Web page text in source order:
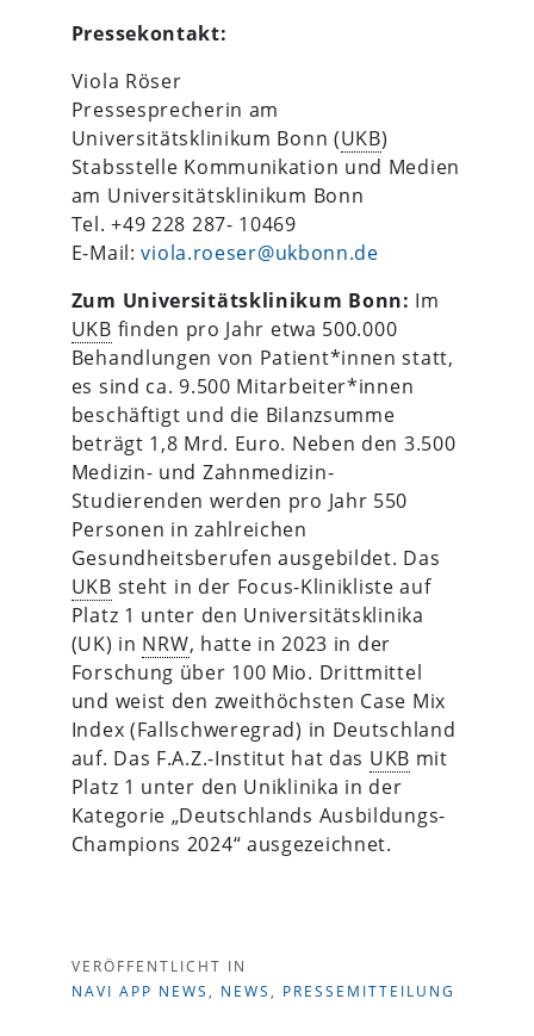
Pressekontakt:
Viola Röser
Pressesprecherin am
Universitätsklinikum Bonn (UKB)
Stabsstelle Kommunikation und Medien
am Universitätsklinikum Bonn
Tel. +49 228 287- 10469
E-Mail:viola.roeser@ukbonn.de
Zum Universitätsklinikum Bonn: Im
UKB finden pro Jahr etwa 500.000
Behandlungen von Patient*innen statt,
es sind ca. 9.500 Mitarbeiter*innen
beschäftigt und die Bilanzsumme
beträgt 1,8 Mrd. Euro. Neben den 3.500
Medizin- und Zahnmedizin-
Studierenden werden pro Jahr 550
Personen in zahlreichen
Gesundheitsberufen ausgebildet. Das
UKB steht in der Focus-Klinikliste auf
Platz 1 unter den Universitätsklinika
(UK) in NRW, hatte in 2023 in der
Forschung über 100 Mio. Drittmittel
und weist den zweithöchsten Case Mix
Index (Fallschweregrad) in Deutschland
auf. Das F.A.Z.-Institut hat das UKB mit
Platz 1 unter den Uniklinika in der
Kategorie „Deutschlands Ausbildungs-
Champions 2024“ ausgezeichnet.
VERÖFFENTLICHT IN
NAVI APP NEWS , NEWS , PRESSEMITTEILUNG